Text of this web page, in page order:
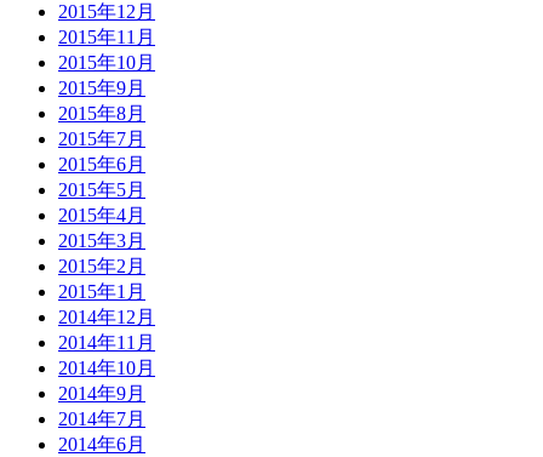
2015年12月
2015年11月
2015年10月
2015年9月
2015年8月
2015年7月
2015年6月
2015年5月
2015年4月
2015年3月
2015年2月
2015年1月
2014年12月
2014年11月
2014年10月
2014年9月
2014年7月
2014年6月